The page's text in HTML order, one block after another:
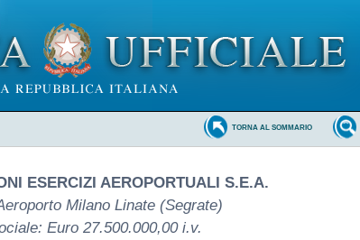
TORNA AL SOMMARIO
ESERCIZI AEROPORTUALI S.E.A.
Milano Linate (Segrate)
Euro 27.500.000,00 i.v.